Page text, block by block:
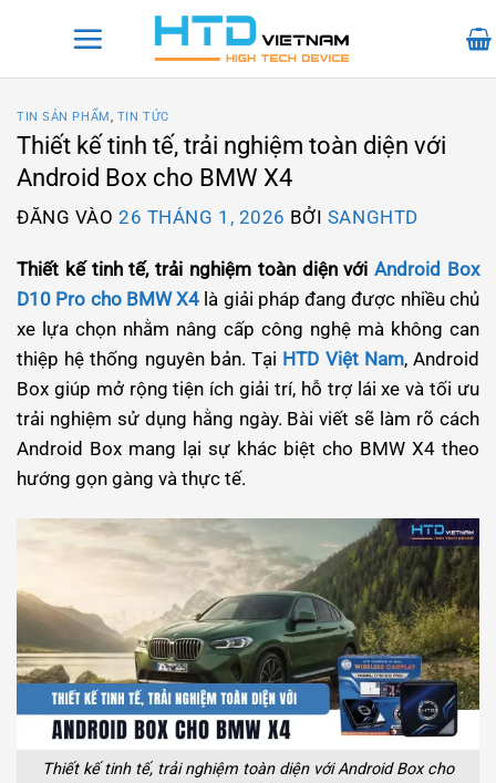
TIN SẢN PHẨM, TIN TỨC
Thiết kế tinh tế, trải nghiệm toàn diện với
Android Box cho BMW X4
ĐĂNG VÀO26 THÁNG 1, 2026 BỞI SANGHTD
Thiết kế tinh tế, trải nghiệm toàn diện vớiAndroid Box
D10 Pro cho BMW X4 là giải pháp đang được nhiều chủ
xe lựa chọn nhằm nâng cấp công nghệ mà không can
thiệp hệ thống nguyên bản. Tại HTD Việt Nam, Android
Box giúp mở rộng tiện ích giải trí, hỗ trợ lái xe và tối ưu
trải nghiệm sử dụng hằng ngày. Bài viết sẽ làm rõ cách
Android Box mang lại sự khác biệt cho BMW X4 theo
hướng gọn gàng và thực tế.
Thiết kế tinh tế, trải nghiệm toàn diện với Android Box cho